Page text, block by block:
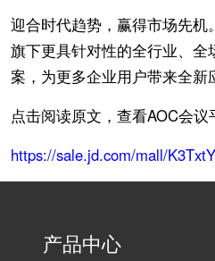
迎合时代趋势，赢得市场先机
旗下更具针对性的全行业、
案，为更多企业用户带来全新
点击阅读原文，查看AOC会议
https://sale.jd.com/mall/
产品中心